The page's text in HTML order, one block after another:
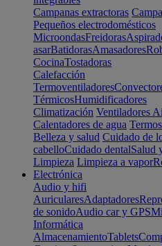
Campanas extractoras
Pequeños electrodomésticos
MicroondasFreidoras
asarBatidorasAmasadores
CocinaTostadoras
Calefacción
Termoventiladores
TérmicosHumidificadores
Climatización Ventiladores
Calentadores de agua
Belleza y salud Cuidado de
cabelloCuidado dentalSalud
Limpieza Limpieza a vapor
Electrónica
Audio y hifi
AuricularesAdaptadores
de sonidoAudio car y GPS
Informática
AlmacenamientoTablets